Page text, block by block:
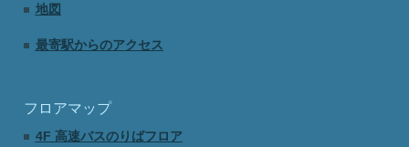
地図
最寄駅からのアクセス
フロアマップ
4F 高速バスのりばフロア